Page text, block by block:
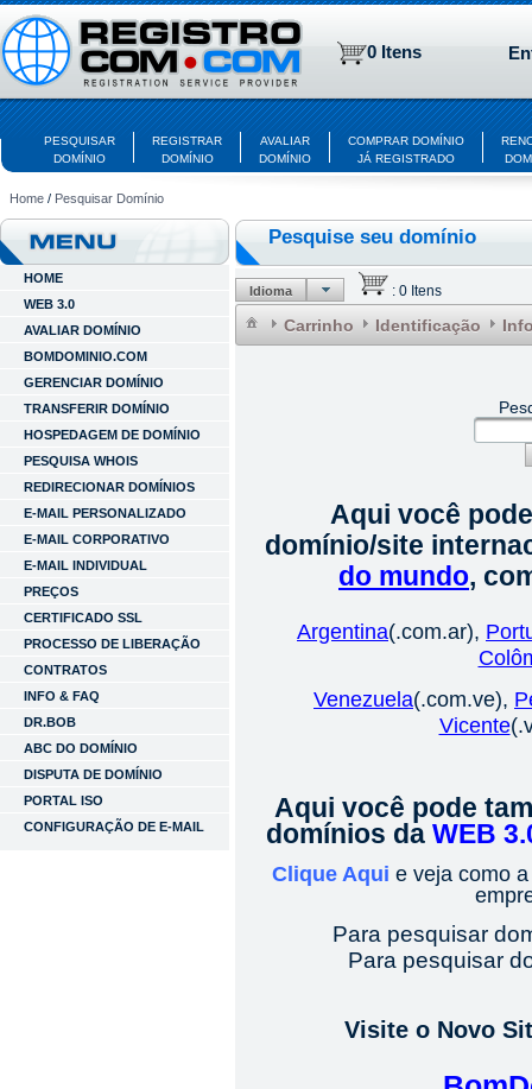
0 Itens
PESQUISAR
DOMÍNIO
REGISTRAR
DOMÍNIO
AVALIAR
DOMÍNIO
COMPRAR DOMÍNIO
JÁ REGISTRADO
Home / Pesquisar Domínio
HOME
WEB 3.0
AVALIAR DOMÍNIO
BOMDOMINIO.COM
GERENCIAR DOMÍNIO
TRANSFERIR DOMÍNIO
HOSPEDAGEM DE DOMÍNIO
PESQUISA WHOIS
REDIRECIONAR DOMÍNIOS
E-MAIL PERSONALIZADO
E-MAIL CORPORATIVO
E-MAIL INDIVIDUAL
PREÇOS
CERTIFICADO SSL
PROCESSO DE LIBERAÇÃO
CONTRATOS
INFO & FAQ
DR.BOB
ABC DO DOMÍNIO
DISPUTA DE DOMÍNIO
PORTAL ISO
CONFIGURAÇÃO DE E-MAIL
Pesquise seu domínio
Idioma : 0 Itens
Carrinho Identificação
Aqui você
domínio/site
do mundo,
Argentina(.com.ar),
Venezuela(.com.ve),
Vicente
Aqui você pode
domínios da WEB
Clique Aqui e veja como
Para pesquisar
Para pesquisar
Visite o Novo